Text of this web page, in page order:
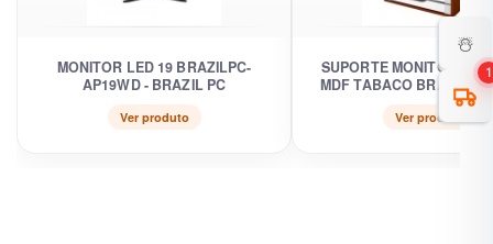
MONITOR LED 19 BRAZILPC-
AP19WD - BRAZIL PC
Ver produto
SUPORTE MONITOR 3
MDF TABACO BRANCO -
Ver produto
☃️
1